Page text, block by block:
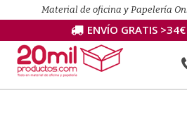
Material de oficina y Papelería
ENVÍO GRATIS